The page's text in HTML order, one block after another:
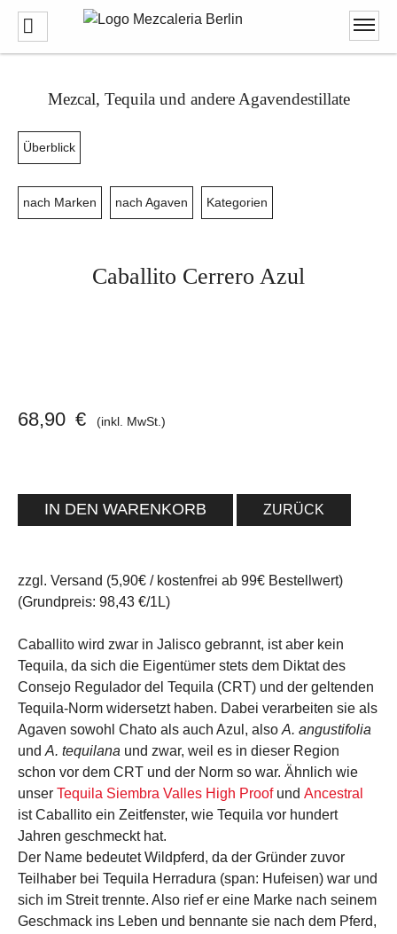
Mezcal, Tequila und andere Agavendestillate
Überblick
nach Marken nach Agaven Kategorien
Caballito Cerrero Azul
68,90 € (inkl. MwSt.)
ZURÜCK
zzgl. Versand (5,90€ / kostenfrei ab 99€ Bestellwert)
(Grundpreis: 98,43 €/1L)
Caballito wird zwar in Jalisco gebrannt, ist aber kein
Tequila, da sich die Eigentümer stets dem Diktat des
Consejo Regulador del Tequila (CRT) und der geltenden
Tequila-Norm widersetzt haben. Dabei verarbeiten sie als
Agaven sowohl Chato als auch Azul, also A. angustifolia
und A. tequilana und zwar, weil es in dieser Region
schon vor dem CRT und der Norm so war. Ähnlich wie
unser Tequila Siembra Valles High Proofund Ancestral
ist Caballito ein Zeitfenster, wie Tequila vor hundert
Jahren geschmeckt hat.
Der Name bedeutet Wildpferd, da der Gründer zuvor
Teilhaber bei Tequila Herradura (span: Hufeisen) war und
sich im Streit trennte. Also rief er eine Marke nach seinem
Geschmack ins Leben und bennante sie nach dem Pferd,